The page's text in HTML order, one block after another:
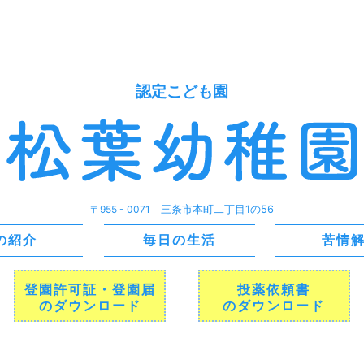
認定こども園
〒955 - 0071 三条市本町二丁目1の56
紹介 毎日の生活 苦情
登園許可証・登園届
のダウンロード
投薬依頼書
のダウンロード